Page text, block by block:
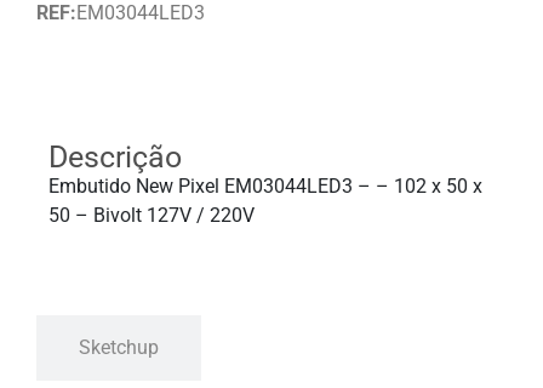
REF: EM03044LED3
Descrição
Embutido New Pixel EM03044LED3 – – 102 x 50 x
50 – Bivolt 127V / 220V
Sketchup